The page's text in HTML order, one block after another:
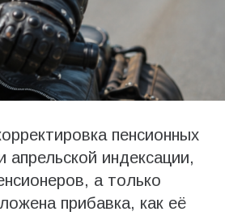
пенсионных
индексации,
а только
прибавка, как её